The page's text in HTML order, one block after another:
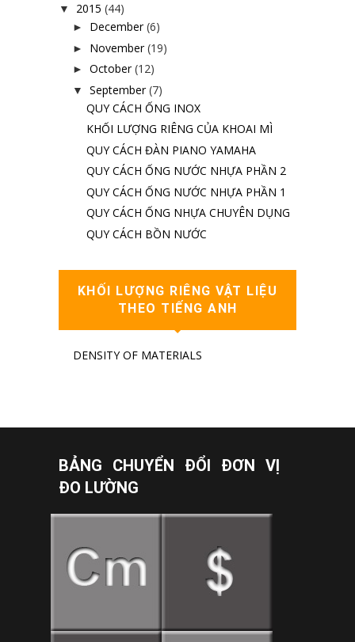
▼ 2015 (44)
► December (6)
► November (19)
► October (12)
▼ September (7)
QUY CÁCH ỐNG INOX
KHỐI LƯỢNG RIÊNG CỦA KHOAI MÌ
QUY CÁCH ĐÀN PIANO YAMAHA
QUY CÁCH ỐNG NƯỚC NHỰA PHẦN 2
QUY CÁCH ỐNG NƯỚC NHỰA PHẦN 1
QUY CÁCH ỐNG NHỰA CHUYÊN DỤNG
QUY CÁCH BỒN NƯỚC
KHỐI LƯỢNG RIÊNG VẬT LIỆU
THEO TIẾNG ANH
DENSITY OF MATERIALS
BẢNG CHUYỂN ĐỔI ĐƠN VỊ
ĐO LƯỜNG